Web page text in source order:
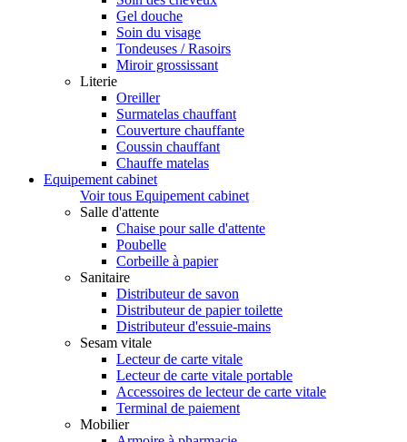
Gel douche
Soin du visage
Tondeuses / Rasoirs
Miroir grossissant
Literie
Oreiller
Surmatelas chauffant
Couverture chauffante
Coussin chauffant
Chauffe matelas
Equipement cabinet
Voir tous Equipement cabinet
Salle d'attente
Chaise pour salle d'attente
Poubelle
Corbeille à papier
Sanitaire
Distributeur de savon
Distributeur de papier toilette
Distributeur d'essuie-mains
Sesam vitale
Lecteur de carte vitale
Lecteur de carte vitale portable
Accessoires de lecteur de carte vitale
Terminal de paiement
Mobilier